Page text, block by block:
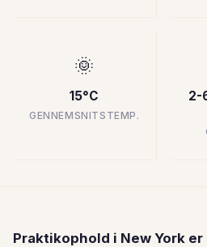
🌞
15°C
GENNEMSNITSTEMP.
2-
Praktikophold i New York